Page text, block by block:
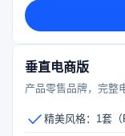
垂直电商版
产品零售品牌，完整
精美风格：1套（